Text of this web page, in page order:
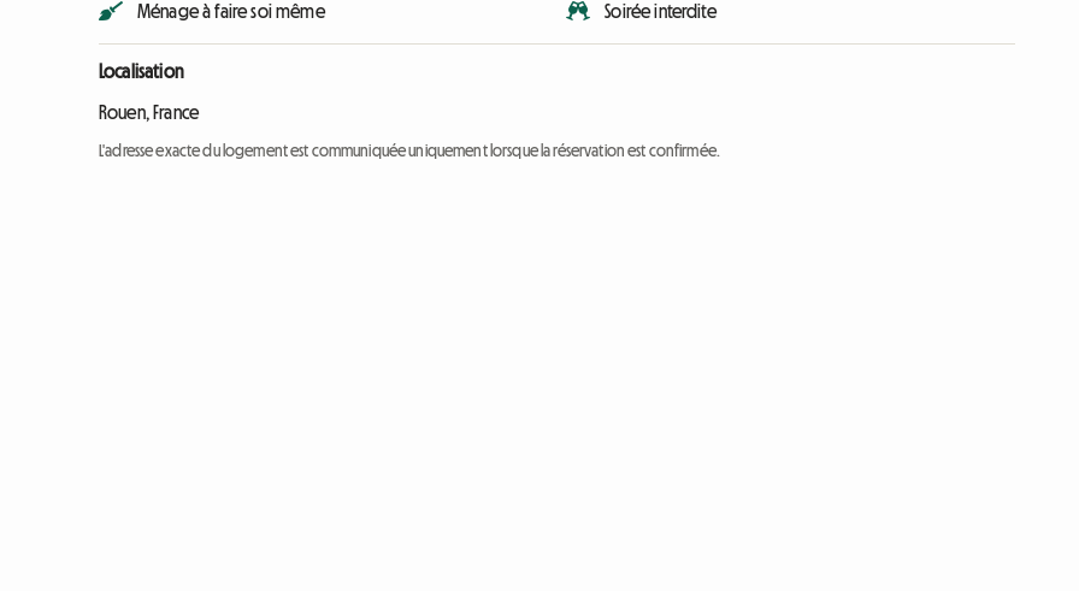
Ménage à faire soi même Soirée interdite
Localisation
Rouen, France
L'adresse exacte du logement est communiquée uniquement lorsque la réservation est confirmée.